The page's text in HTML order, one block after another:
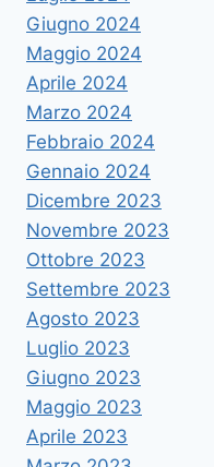
Giugno 2024
Maggio 2024
Aprile 2024
Marzo 2024
Febbraio 2024
Gennaio 2024
Dicembre 2023
Novembre 2023
Ottobre 2023
Settembre 2023
Agosto 2023
Luglio 2023
Giugno 2023
Maggio 2023
Aprile 2023